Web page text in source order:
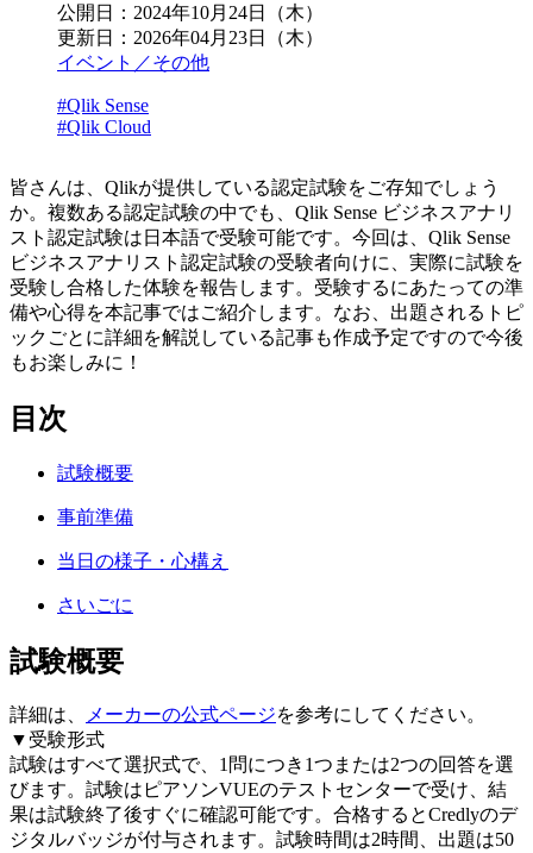
公開日： 2024年10月24日（木）
更新日： 2026年04月23日（木）
イベント／その他
#Qlik Sense
#Qlik Cloud
皆さんは、Qlikが提供している認定試験をご存知でしょう
か。複数ある認定試験の中でも、Qlik Sense ビジネスアナリ
スト認定試験は日本語で受験可能です。今回は、Qlik Sense
ビジネスアナリスト認定試験の受験者向けに、実際に試験を
受験し合格した体験を報告します。受験するにあたっての準
備や心得を本記事ではご紹介します。なお、出題されるトピ
ックごとに詳細を解説している記事も作成予定ですので今後
もお楽しみに！
目次
試験概要
事前準備
当日の様子・心構え
さいごに
試験概要
詳細は、 メーカーの公式ページを参考にしてください。
▼受験形式
試験はすべて選択式で、1問につき1つまたは2つの回答を選
びます。試験はピアソンVUEのテストセンターで受け、結
果は試験終了後すぐに確認可能です。合格するとCredlyのデ
ジタルバッジが付与されます。試験時間は2時間、出題は50